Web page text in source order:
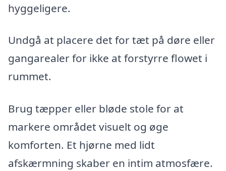
hyggeligere.
Undgå at placere det for tæt på døre eller
gangarealer for ikke at forstyrre flowet i
rummet.
Brug tæpper eller bløde stole for at
markere området visuelt og øge
komforten. Et hjørne med lidt
afskærmning skaber en intim atmosfære.